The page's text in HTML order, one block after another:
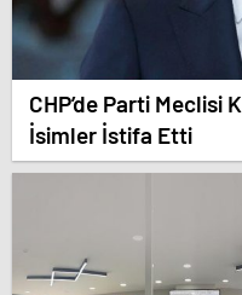
CHP’de Parti Meclisi
İsimler İstifa Etti